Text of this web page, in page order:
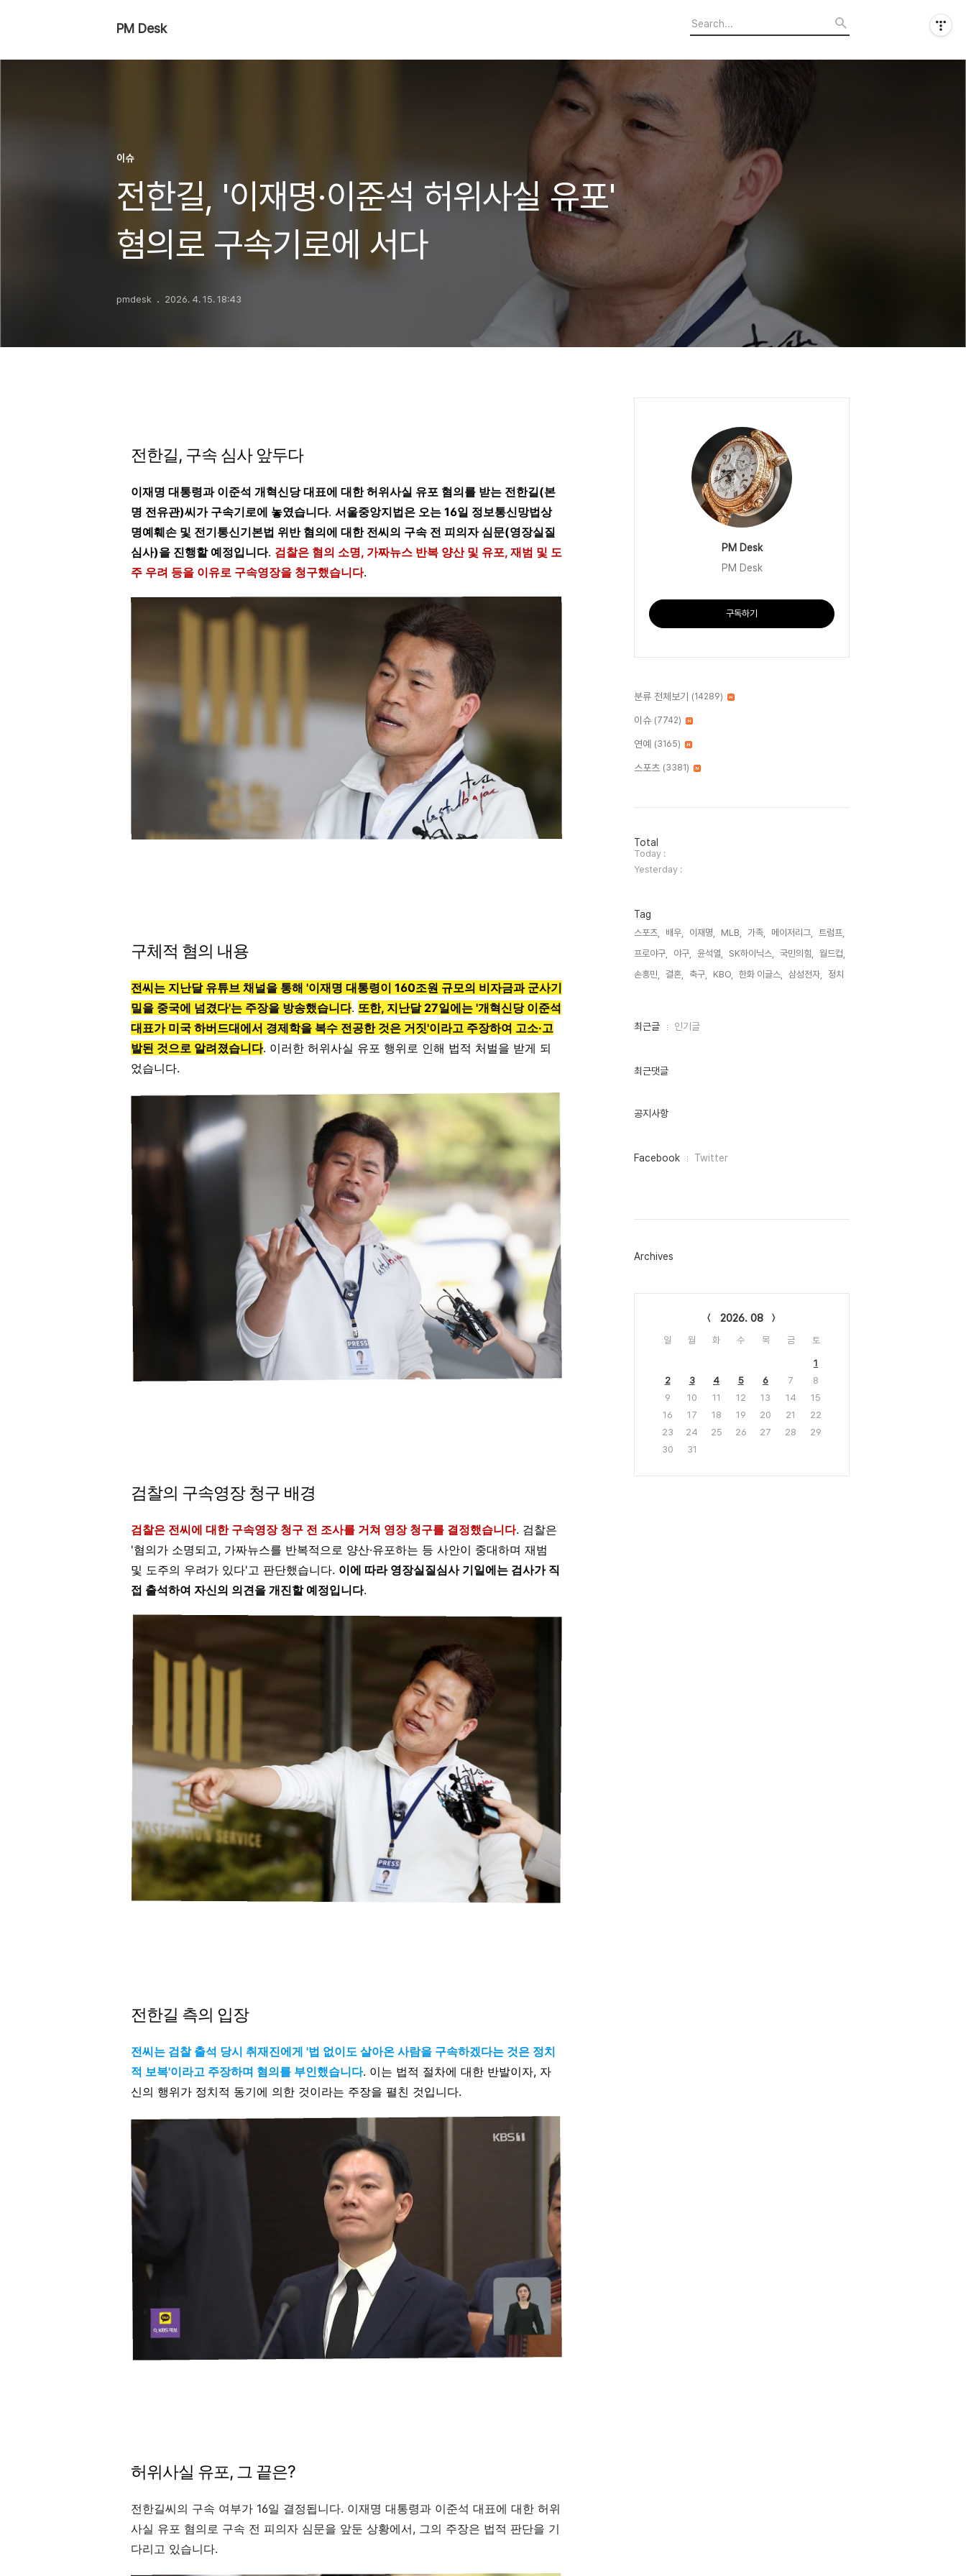
PM Desk
이슈
전한길, '이재명·이준석 허위사실 유포'
혐의로 구속기로에 서다
pmdesk 2026. 4. 15. 18:43
전한길, 구속 심사 앞두다
이재명 대통령과 이준석 개혁신당 대표에 대한 허위사실 유포 혐의를 받는 전한길(본
명 전유관)씨가 구속기로에 놓였습니다. 서울중앙지법은 오는 16일 정보통신망법상
명예훼손 및 전기통신기본법 위반 혐의에 대한 전씨의 구속 전 피의자 심문(영장실질
심사)을 진행할 예정입니다. 검찰은 혐의 소명, 가짜뉴스 반복 양산 및 유포, 재범 및 도
주 우려 등을 이유로 구속영장을 청구했습니다.
구체적 혐의 내용
전씨는 지난달 유튜브 채널을 통해 '이재명 대통령이 160조원 규모의 비자금과 군사기
밀을 중국에 넘겼다'는 주장을 방송했습니다. 또한, 지난달 27일에는 '개혁신당 이준석
대표가 미국 하버드대에서 경제학을 복수 전공한 것은 거짓'이라고 주장하여 고소·고
발된 것으로 알려졌습니다. 이러한 허위사실 유포 행위로 인해 법적 처벌을 받게 되
었습니다.
검찰의 구속영장 청구 배경
검찰은 전씨에 대한 구속영장 청구 전 조사를 거쳐 영장 청구를 결정했습니다. 검찰은
'혐의가 소명되고, 가짜뉴스를 반복적으로 양산·유포하는 등 사안이 중대하며 재범
및 도주의 우려가 있다'고 판단했습니다. 이에 따라 영장실질심사 기일에는 검사가 직
접 출석하여 자신의 의견을 개진할 예정입니다.
전한길 측의 입장
전씨는 검찰 출석 당시 취재진에게 '법 없이도 살아온 사람을 구속하겠다는 것은 정치
적 보복'이라고 주장하며 혐의를 부인했습니다. 이는 법적 절차에 대한 반발이자, 자
신의 행위가 정치적 동기에 의한 것이라는 주장을 펼친 것입니다.
허위사실 유포, 그 끝은?
전한길씨의 구속 여부가 16일 결정됩니다. 이재명 대통령과 이준석 대표에 대한 허위
사실 유포 혐의로 구속 전 피의자 심문을 앞둔 상황에서, 그의 주장은 법적 판단을 기
다리고 있습니다.
PM Desk
PM Desk
구독하기
분류 전체보기 (14289)
이슈 (7742)
연예 (3165)
스포츠 (3381)
방
문
자
수
Total
Today :
Yesterday :
Tag
스포츠, 배우, 이재명, MLB, 가족, 메이저리그,
트럼프,
프로야구,
야구, 윤석열, SK하이닉스, 국민의힘,
월드컵,
손흥민,
결혼, 축구, KBO, 한화 이글스, 삼성전자, 정치,
최
인
최근글 인기글
최근댓글
공지사항
페
그
Facebook Twitter
Archives
2026. 08
일 월 화 수 목 금 토
1
2
3 4 5 6 7
8
9
10 11 12 13 14
15
16
17 18 19 20 21
22
23
24 25 26 27 28
29
30
31